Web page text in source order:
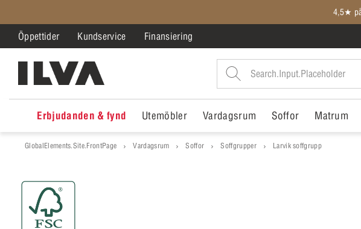
Öppettider Kundservice Finansiering
Erbjudanden & fynd Utemöbler Vardagsrum Soffor Matrum
GlobalElements.Site.FrontPage Vardagsrum Soffor Soffgrupper Larvik soffgrupp